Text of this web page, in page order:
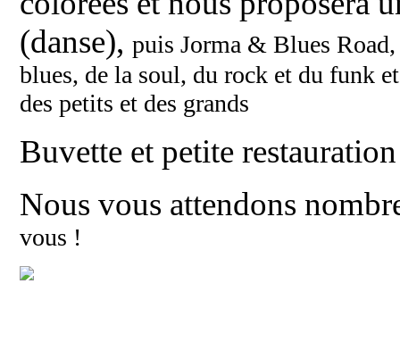
(danse),puis Jorma & Blues
blues, de la soul, du rock et du funk
des petits et des grands
Buvette et petite restauration
Nous vous attendons
vous !